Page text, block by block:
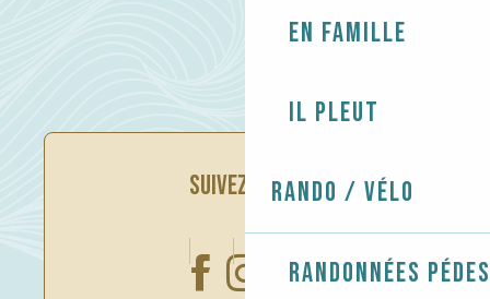
En famille
Il pleut
Rando / Vélo
Randonnées
SUIVEZ-NOUS